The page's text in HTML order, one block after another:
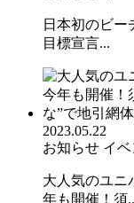
日本初のビー
目標宣言...
2023.05.22
お知らせ イ
大人気のユニ
年も開催！須